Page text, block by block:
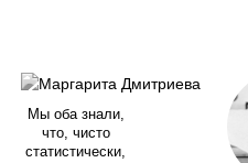
Мы оба знали,
что, чисто
статистически,